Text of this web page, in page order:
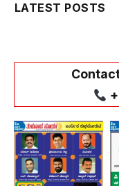
LATEST POSTS